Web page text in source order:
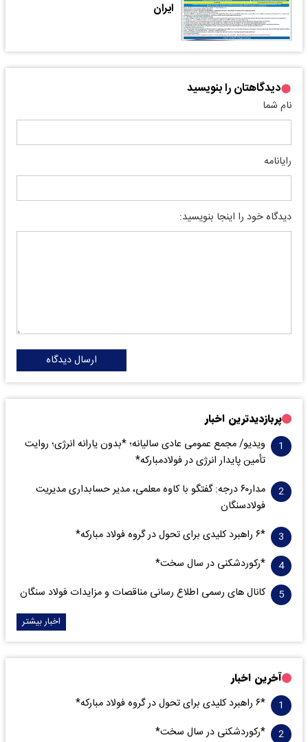
ایران
دیدگاهتان را بنویسید
نام شما
رایانامه
دیدگاه خود را اینجا بنویسید:
ارسال دیدگاه
پربازدیدترین اخبار
ویدیو/ مجمع عمومی عادی سالیانه؛ *بدون یارانه انرژی؛ روایت
تأمین پایدار انرژی در فولادمبارکه*
مدار‌۶٠ درجه: گفتگو با کاوه معلمی، مدیر حسابداری مدیریت
فولادسنگان
*۶ راهبرد کلیدی برای تحول در گروه فولاد مبارکه*
*رکوردشکنی در سال سخت*
کانال های رسمی اطلاع رسانی مناقصات و مزایدات فولاد سنگان
اخبار بیشتر
آخرین اخبار
*۶ راهبرد کلیدی برای تحول در گروه فولاد مبارکه*
*رکوردشکنی در سال سخت*